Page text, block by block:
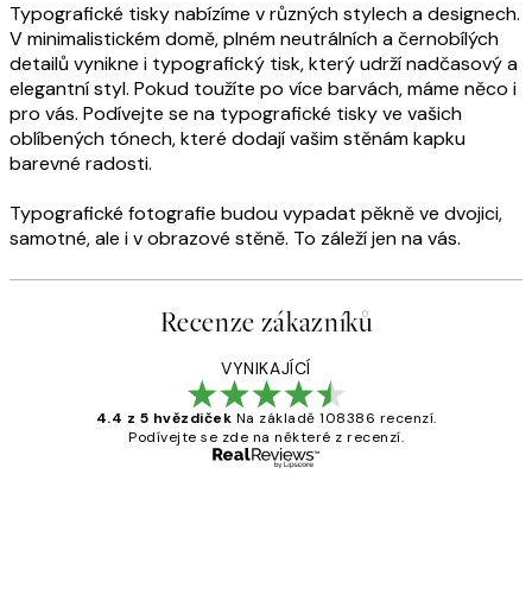
Typografické tisky nabízíme v různých stylech a designech.
V minimalistickém domě, plném neutrálních a černobílých
detailů vynikne i typografický tisk, který udrží nadčasový a
elegantní styl. Pokud toužíte po více barvách, máme něco i
pro vás. Podívejte se na typografické tisky ve vašich
oblíbených tónech, které dodají vašim stěnám kapku
barevné radosti.
Typografické fotografie budou vypadat pěkně ve dvojici,
samotné, ale i v obrazové stěně. To záleží jen na vás.
Recenze zákazníků
VYNIKAJÍCÍ
4.4 z 5 hvězdiček Na základě 108386 recenzí.
Podívejte se zde na některé z recenzí.